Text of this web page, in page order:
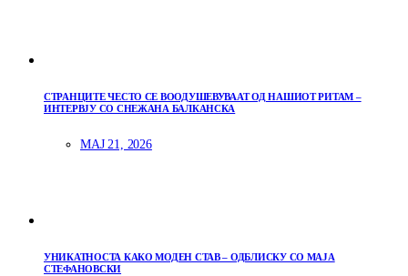
СТРАНЦИТЕ ЧЕСТО СЕ ВООДУШЕВУВААТ ОД НАШИОТ РИТАМ –
ИНТЕРВЈУ СО СНЕЖАНА БАЛКАНСКА
МАЈ 21, 2026
УНИКАТНОСТА КАКО МОДЕН СТАВ – ОДБЛИСКУ СО МАЈА
СТЕФАНОВСКИ